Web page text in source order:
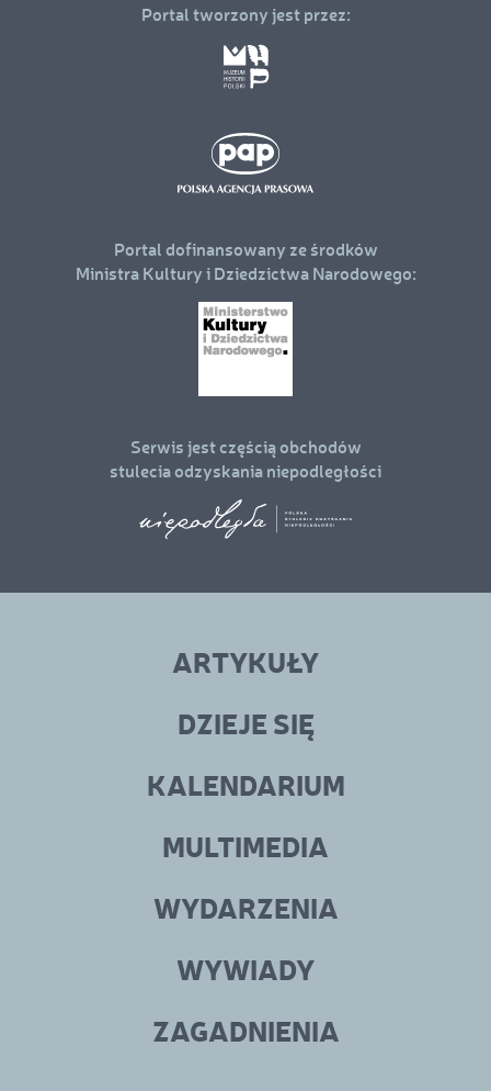
Portal tworzony jest przez:
Portal dofinansowany ze środków
Ministra Kultury i Dziedzictwa Narodowego:
Serwis jest częścią obchodów
stulecia odzyskania niepodległości
ARTYKUŁY
DZIEJE SIĘ
KALENDARIUM
MULTIMEDIA
WYDARZENIA
WYWIADY
ZAGADNIENIA